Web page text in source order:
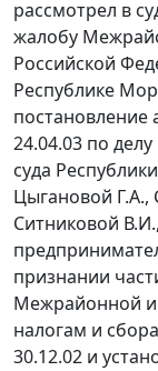
рассмотрел в
жалобу
Российской
Республике
постановление
24.04.03 по
суда
Цыгановой
Ситниковой
признании
Межрайонной
налогам и
30.12.02 и